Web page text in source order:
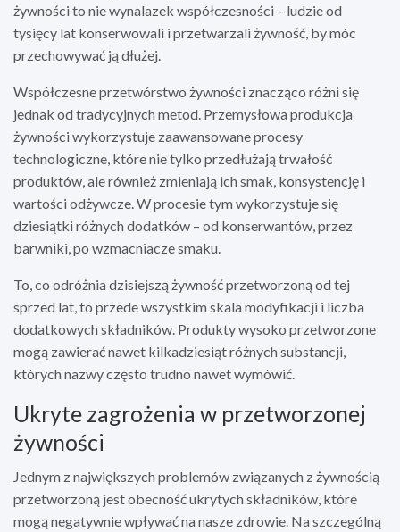
żywności to nie wynalazek współczesności – ludzie od
tysięcy lat konserwowali i przetwarzali żywność, by móc
przechowywać ją dłużej.
Współczesne przetwórstwo żywności znacząco różni się
jednak od tradycyjnych metod. Przemysłowa produkcja
żywności wykorzystuje zaawansowane procesy
technologiczne, które nie tylko przedłużają trwałość
produktów, ale również zmieniają ich smak, konsystencję i
wartości odżywcze. W procesie tym wykorzystuje się
dziesiątki różnych dodatków – od konserwantów, przez
barwniki, po wzmacniacze smaku.
To, co odróżnia dzisiejszą żywność przetworzoną od tej
sprzed lat, to przede wszystkim skala modyfikacji i liczba
dodatkowych składników. Produkty wysoko przetworzone
mogą zawierać nawet kilkadziesiąt różnych substancji,
których nazwy często trudno nawet wymówić.
Ukryte zagrożenia w przetworzonej
żywności
Jednym z największych problemów związanych z żywnością
przetworzoną jest obecność ukrytych składników, które
mogą negatywnie wpływać na nasze zdrowie. Na szczególną